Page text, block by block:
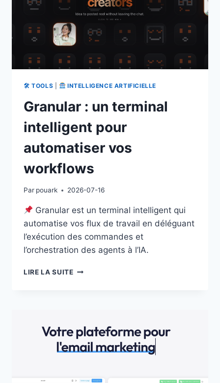
🛠 TOOLS INTELLIGENCE ARTIFICIELLE
Granular : un terminal
intelligent pour
automatiser vos
workflows
Par pouark 2026-07-16
Granular est un terminal intelligent qui
automatise vos flux de travail en déléguant
l’exécution des commandes et
l’orchestration des agents à l’IA.
LIRE LA SUITEGRANULAR
AUTOMATISER
VOS
WORKFLOWS